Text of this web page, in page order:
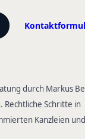
durch Markus
Rechtliche Schritte in
Kanzleien